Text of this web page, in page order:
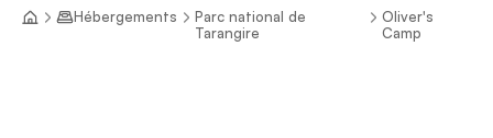
Hébergements
Parc national de
Tarangire
Oliver's
Camp